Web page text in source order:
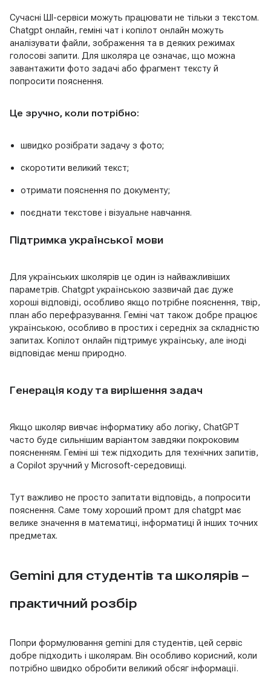
Сучасні ШІ-сервіси можуть працювати не тільки з текстом.
Chatgpt онлайн, геміні чат і копілот онлайн можуть
аналізувати файли, зображення та в деяких режимах
голосові запити. Для школяра це означає, що можна
завантажити фото задачі або фрагмент тексту й
попросити пояснення.
Це зручно, коли потрібно:
швидко розібрати задачу з фото;
скоротити великий текст;
отримати пояснення по документу;
поєднати текстове і візуальне навчання.
Підтримка української мови
Для українських школярів це один із найважливіших
параметрів. Chatgpt українською зазвичай дає дуже
хороші відповіді, особливо якщо потрібне пояснення, твір,
план або перефразування. Геміні чат також добре працює
українською, особливо в простих і середніх за складністю
запитах. Копілот онлайн підтримує українську, але іноді
відповідає менш природно.
Генерація коду та вирішення задач
Якщо школяр вивчає інформатику або логіку, ChatGPT
часто буде сильнішим варіантом завдяки покроковим
поясненням. Геміні ші теж підходить для технічних запитів,
а Copilot зручний у Microsoft-середовищі.
Тут важливо не просто запитати відповідь, а попросити
пояснення. Саме тому хороший промт для chatgpt має
велике значення в математиці, інформатиці й інших точних
предметах.
Gemini для студентів та школярів –
практичний розбір
Попри формулювання gemini для студентів, цей сервіс
добре підходить і школярам. Він особливо корисний, коли
потрібно швидко обробити великий обсяг інформації.